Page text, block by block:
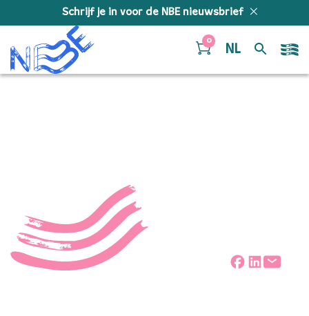
Schrijf je in voor de NBE nieuwsbrief
0
NL